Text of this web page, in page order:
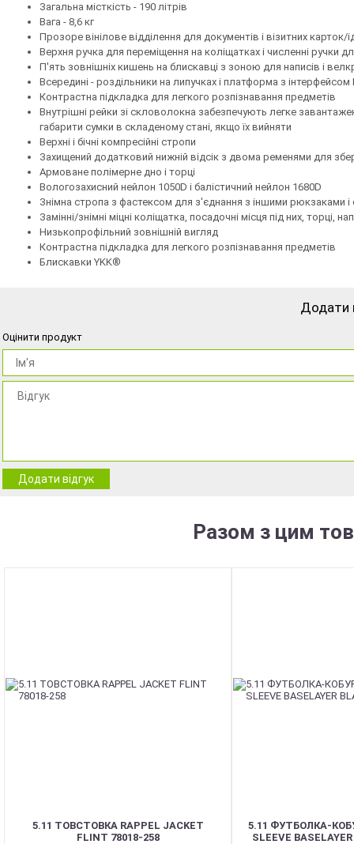
Загальна місткість - 190 літрів
Вага - 8,6 кг
Прозоре вінілове відділення для документів і візитних карток/
Верхня ручка для переміщення на коліщатках і численні ручки
П'ять зовнішніх кишень на блискавці з зоною для написів і
Всередині - роздільники на липучках і платформа з інтерфейсом
Контрастна підкладка для легкого розпізнавання предметів
Внутрішні рейки зі скловолокна забезпечують легке
габарити сумки в складеному стані, якщо їх вийняти
Верхні і бічні компресійні стропи
Захищений додатковий нижній відсік з двома ременями для
Армоване полімерне дно і торці
Вологозахисний нейлон 1050D і балістичний нейлон 1680D
Знімна стропа з фастексом для з'єднання з іншими рюкзаками
Замінні/знімні міцні коліщатка, посадочні місця під них, торці,
Низькопрофільний зовнішній вигляд
Контрастна підкладка для легкого розпізнавання предметів
Блискавки YKK®
Додати
Оцінити продукт
Додати відгук
Разом з цим
5.11 ТОВСТОВКА RAPPEL JACKET
FLINT 78018-258
5.11 ФУТБОЛКА-
SLEEVE